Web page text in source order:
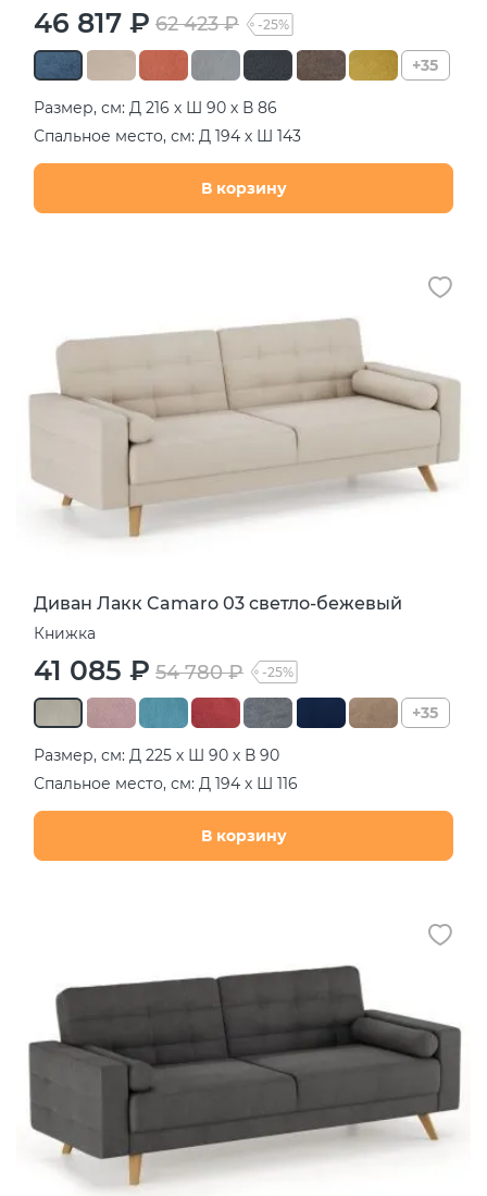
46 817 ₽ 62 423 ₽ -25%
+35
Размер, см: Д 216 х Ш 90 х В 86
Спальное место, см: Д 194 х Ш 143
В корзину
Диван Лакк Camaro 03 светло-бежевый
Книжка
41 085 ₽ 54 780 ₽ -25%
+35
Размер, см: Д 225 х Ш 90 х В 90
Спальное место, см: Д 194 х Ш 116
В корзину